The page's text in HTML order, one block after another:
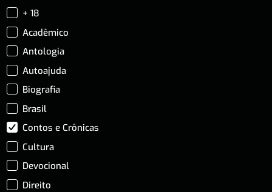
+ 18
Acadêmico
Antologia
Autoajuda
Biografia
Brasil
Contos e Crônicas
Cultura
Devocional
Direito